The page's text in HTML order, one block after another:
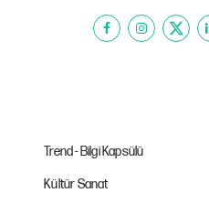
30’dan fazla belediye başkanı AKP'ye
Trend - Bilgi Kapsülü
Kültür Sanat